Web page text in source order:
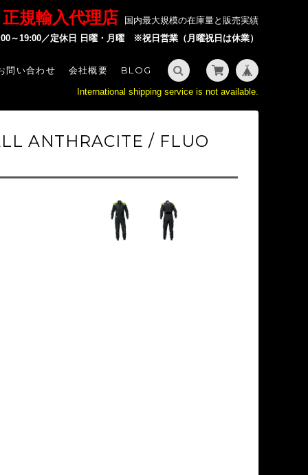
規輸入代理店
国内最大規模の在庫量と販売実績
～19:00／定休日 日曜・月曜 ※祝日営業（月曜祝日は休業）
問い合わせ 会社概要 BLOG
International shipping service is not available.
ANTHRACITE / FLUO